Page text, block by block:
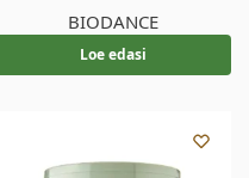
BIODANCE
Loe edasi